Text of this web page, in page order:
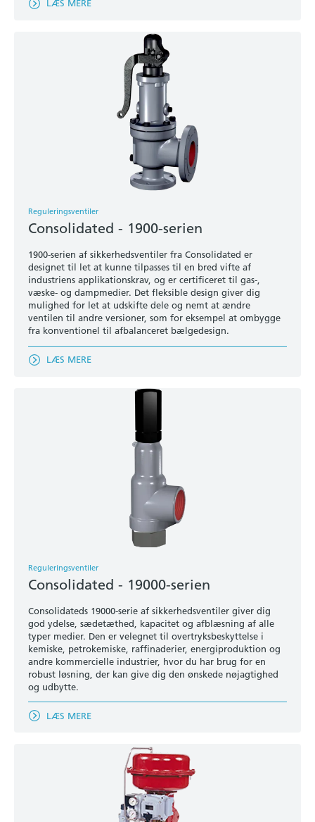
LÆS MERE
Reguleringsventiler
Consolidated - 1900-serien
1900-serien af sikkerhedsventiler fra Consolidated er
designet til let at kunne tilpasses til en bred vifte af
industriens applikationskrav, og er certificeret til gas-,
væske- og dampmedier. Det fleksible design giver dig
mulighed for let at udskifte dele og nemt at ændre
ventilen til andre versioner, som for eksempel at ombygge
fra konventionel til afbalanceret bælgedesign.
LÆS MERE
Reguleringsventiler
Consolidated - 19000-serien
Consolidateds 19000-serie af sikkerhedsventiler giver dig
god ydelse, sædetæthed, kapacitet og afblæsning af alle
typer medier. Den er velegnet til overtryksbeskyttelse i
kemiske, petrokemiske, raffinaderier, energiproduktion og
andre kommercielle industrier, hvor du har brug for en
robust løsning, der kan give dig den ønskede nøjagtighed
og udbytte.
LÆS MERE